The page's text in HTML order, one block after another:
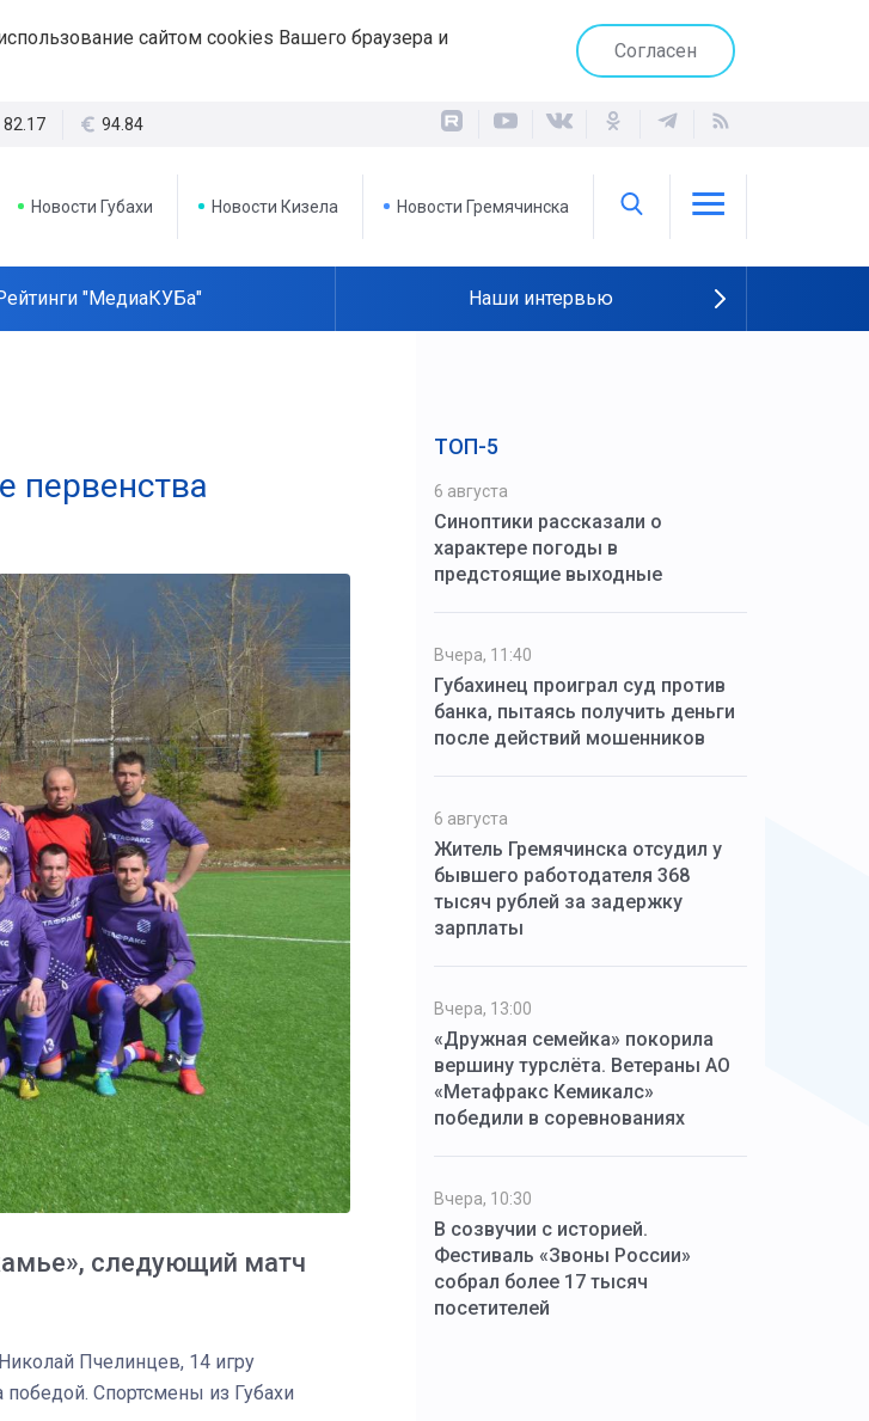
сайтом cookies Вашего браузера и
Согласен
82.17 94.84
Новости Губахи Новости Кизела Новости Гремячинска
"МедиаКУБа" Наши интервью
первенства
следующий матч
Пчелинцев, 14 игру
Спортсмены из Губахи
ТОП-5
6 августа
Синоптики рассказали о
характере погоды в
предстоящие выходные
Вчера, 11:40
Губахинец проиграл суд против
банка, пытаясь получить деньги
после действий мошенников
6 августа
Житель Гремячинска отсудил у
бывшего работодателя 368
тысяч рублей за задержку
зарплаты
Вчера, 13:00
«Дружная семейка» покорила
вершину турслёта. Ветераны АО
«Метафракс Кемикалс»
победили в соревнованиях
Вчера, 10:30
В созвучии с историей.
Фестиваль «Звоны России»
собрал более 17 тысяч
посетителей